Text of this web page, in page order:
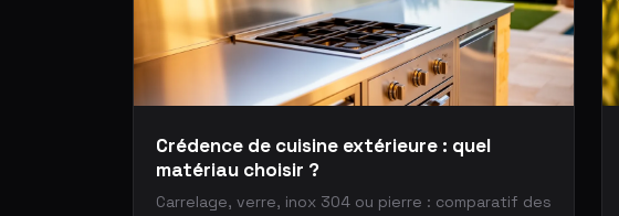
Crédence de cuisine extérieure : quel
matériau choisir ?
Carrelage, verre, inox 304 ou pierre : comparatif des